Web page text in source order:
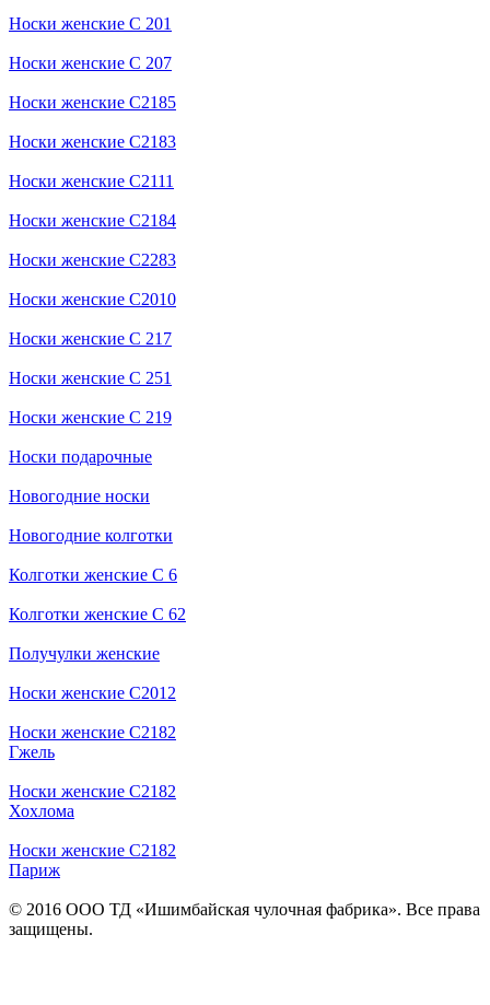
Носки женские С 201
Носки женские С 207
Носки женские С2185
Носки женские С2183
Носки женские С2111
Носки женские С2184
Носки женские С2283
Носки женские С2010
Носки женские С 217
Носки женские С 251
Носки женские С 219
Носки подарочные
Новогодние носки
Новогодние колготки
Колготки женские С 6
Колготки женские С 62
Получулки женские
Носки женские С2012
Носки женские С2182
Гжель
Носки женские С2182
Хохлома
Носки женские С2182
Париж
© 2016 ООО ТД «Ишимбайская чулочная фабрика». Все права
защищены.